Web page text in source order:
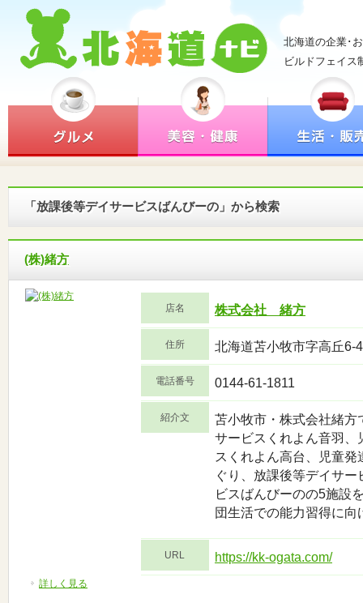
北海道の企業･
ビルドフェイス
「放課後等デイサービスばんびーの」から検索
(株)緒方
店名 株式会社 緒方
住所 北海道苫小牧市字高丘6-
電話番号 0144-61-1811
紹介文
苫小牧市・株式会社緒方
サービスくれよん音羽、
スくれよん高台、児童
ぐり、放課後等デイサ
ビスばんびーのの5施設
団生活での能力習得に
URL https://kk-ogata.com/
詳しく見る